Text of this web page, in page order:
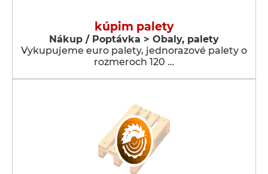
kúpim palety
Nákup / Poptávka > Obaly, palety
Vykupujeme euro palety, jednorazové palety o
rozmeroch 120 …